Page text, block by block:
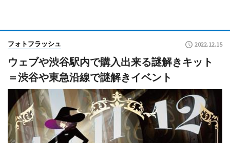
フォトフラッシュ 2022.12.15
ウェブや渋谷駅内で購入出来る謎解きキット
＝渋谷や東急沿線で謎解きイベント